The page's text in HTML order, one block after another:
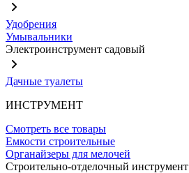
Удобрения
Умывальники
Электроинструмент садовый
Дачные туалеты
ИНСТРУМЕНТ
Смотреть все товары
Емкости строительные
Органайзеры для мелочей
Строительно-отделочный инструмент